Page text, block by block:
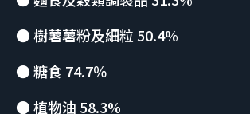
● 樹薯薯粉及細粒 50.4%
● 糖食 74.7％
● 植物油 58.3%